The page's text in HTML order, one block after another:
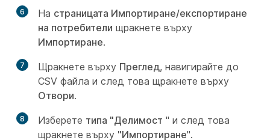
6 На страницата Импортиране/експортиране
на потребители щракнете върху
Импортиране.
7 Щракнете върху Преглед, навигирайте до
CSV файла и след това щракнете върху
Отвори.
8 Изберете типа "Делимост " и след това
щракнете върху "Импортиране".